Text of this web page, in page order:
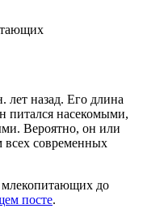
назад. Его длина
питался насекомыми,
Вероятно, он или
всех современных
до
посте.